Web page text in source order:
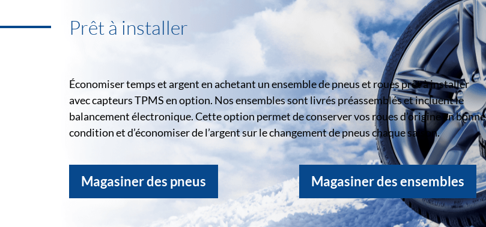
Prêt à installer
Économiser temps et argent en achetant un ensemble de pneus et roues prêt à installer
avec capteurs TPMS en option. Nos ensembles sont livrés préassemblés et incluent le
balancement électronique. Cette option permet de conserver vos roues d’origine en bonne
condition et d’économiser de l’argent sur le changement de pneus chaque saison.
Magasiner des pneus Magasiner des ensembles